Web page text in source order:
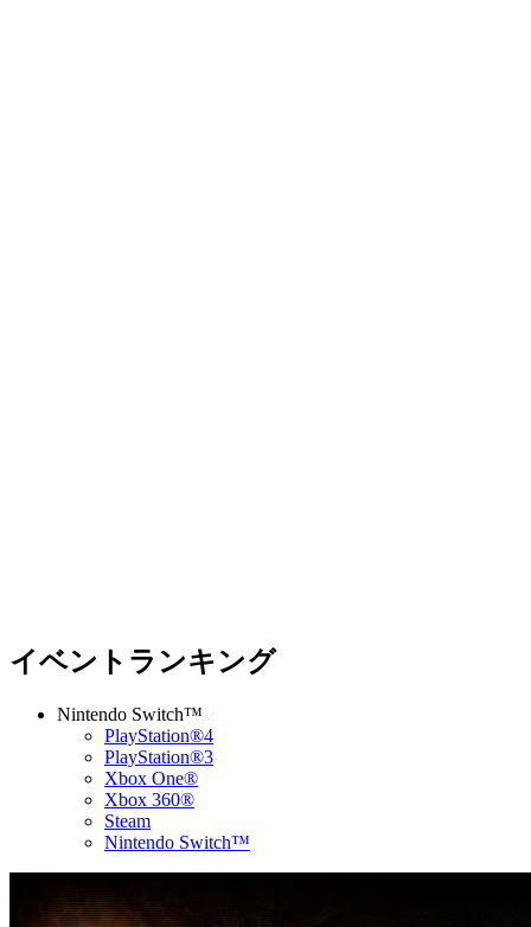
イベントランキング
Nintendo Switch™
PlayStation®4
PlayStation®3
Xbox One®
Xbox 360®
Steam
Nintendo Switch™